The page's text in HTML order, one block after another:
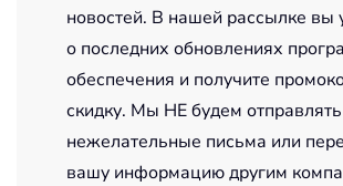
новостей. В нашей рассылке вы
о последних обновлениях
обеспечения и получите
скидку. Мы НЕ будем
нежелательные письма или
вашу информацию другим